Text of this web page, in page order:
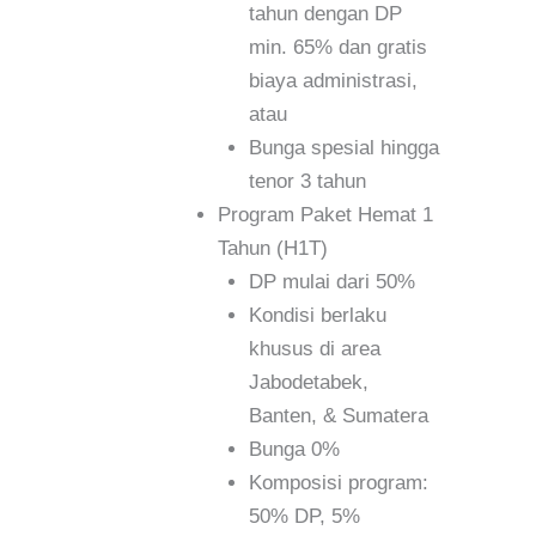
tahun dengan DP
min. 65% dan gratis
biaya administrasi,
atau
Bunga spesial hingga
tenor 3 tahun
Program Paket Hemat 1
Tahun (H1T)
DP mulai dari 50%
Kondisi berlaku
khusus di area
Jabodetabek,
Banten, & Sumatera
Bunga 0%
Komposisi program:
50% DP, 5%